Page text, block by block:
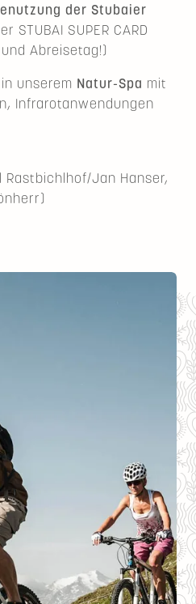
der Stubaier
STUBAI SUPER CARD
Abreisetag!)
unserem Natur-Spa mit
Infrarotanwendungen
Rastbichlhof/Jan Hanser,